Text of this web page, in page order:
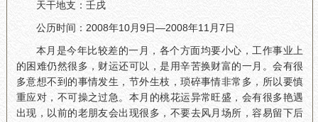
天干地支：壬戌
公历时间：2008年10月9日—2008年11月7日
本月是今年比较差的一月，各个方面均要小心，工作事业上
的困难仍然很多，财运还可以，是用辛苦换财富的一月。会有很
多意想不到的事情发生，节外生枝，琐碎事情非常多，所以要慎
重应对，不可操之过急。本月的桃花运异常旺盛，会有很多艳遇
出现，以前的老朋友会出现很多，不要去风月场所，容易留下后